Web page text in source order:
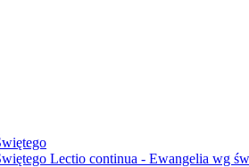
Lectio continua - Ewangelia wg